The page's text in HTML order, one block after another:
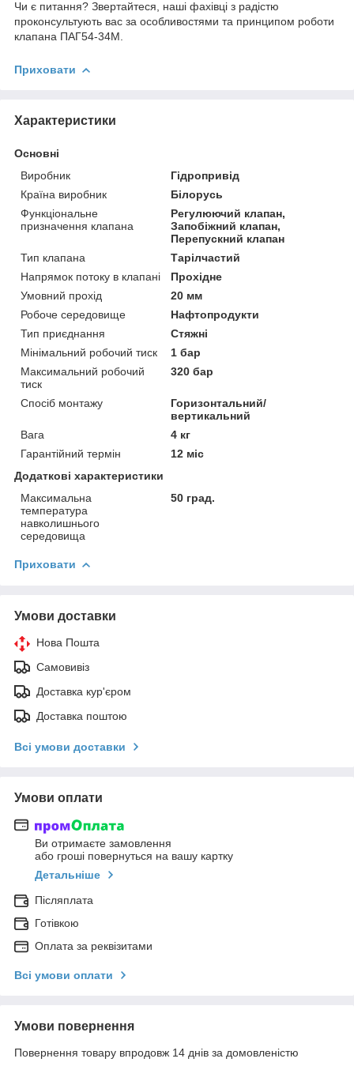
Чи є питання? Звертайтеся, наші фахівці з радістю
проконсультують вас за особливостями та принципом роботи
клапана ПАГ54-34М.
Приховати
Характеристики
Основні
Виробник
Гідропривід
Країна виробник
Білорусь
Функціональне
призначення клапана
Регулюючий клапан,
Запобіжний клапан,
Перепускний клапан
Тип клапана
Тарілчастий
Напрямок потоку в клапані
Прохідне
Умовний прохід
20 мм
Робоче середовище
Нафтопродукти
Тип приєднання
Стяжні
Мінімальний робочий тиск
1 бар
Максимальний робочий
тиск
320 бар
Спосіб монтажу
Горизонтальний/
вертикальний
Вага
4 кг
Гарантійний термін
12 міс
Додаткові характеристики
Максимальна
температура
навколишнього
середовища
50 град.
Приховати
Умови доставки
Нова Пошта
Самовивіз
Доставка кур'єром
Доставка поштою
Всі умови доставки
Умови оплати
Ви отримаєте замовлення
або гроші повернуться на вашу картку
Детальніше
Післяплата
Готівкою
Оплата за реквізитами
Всі умови оплати
Умови повернення
Повернення товару впродовж 14 днів за домовленістю